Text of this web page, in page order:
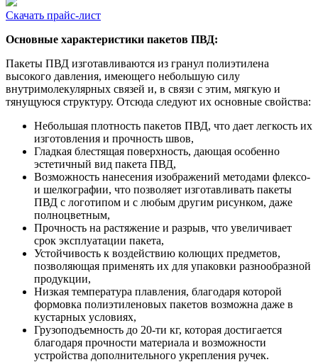
Скачать прайс-лист
Основные характеристики пакетов ПВД:
Пакеты ПВД изготавливаются из гранул полиэтилена
высокого давления, имеющего небольшую силу
внутримолекулярных связей и, в связи с этим, мягкую и
тянущуюся структуру. Отсюда следуют их основные свойства:
Небольшая плотность пакетов ПВД, что дает легкость их
изготовления и прочность швов,
Гладкая блестящая поверхность, дающая особенно
эстетичный вид пакета ПВД,
Возможность нанесения изображений методами флексо-
и шелкографии, что позволяет изготавливать пакеты
ПВД с логотипом и с любым другим рисунком, даже
полноцветным,
Прочность на растяжение и разрыв, что увеличивает
срок эксплуатации пакета,
Устойчивость к воздействию колющих предметов,
позволяющая применять их для упаковки разнообразной
продукции,
Низкая температура плавления, благодаря которой
формовка полиэтиленовых пакетов возможна даже в
кустарных условиях,
Грузоподъемность до 20-ти кг, которая достигается
благодаря прочности материала и возможности
устройства дополнительного укрепления ручек.